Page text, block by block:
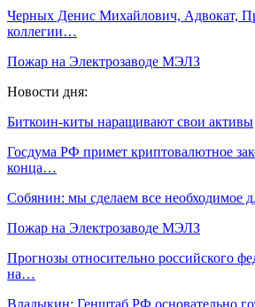
Черных Денис Михайлович, Адвокат,
коллегии…
Пожар на Электрозаводе МЭЛЗ
Новости дня:
Биткоин-киты наращивают свои активы
Госдума РФ примет криптовалютное
конца…
Собянин: мы сделаем все необходимое
Пожар на Электрозаводе МЭЛЗ
Прогнозы относительно российского
на…
Владыкин: Генштаб РФ основательно